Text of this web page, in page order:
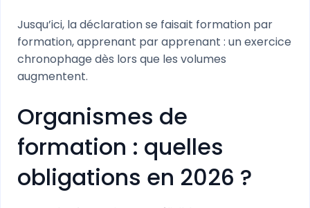
Jusqu’ici, la déclaration se faisait formation par
formation, apprenant par apprenant : un exercice
chronophage dès lors que les volumes
augmentent.
Organismes de
formation : quelles
obligations en 2026 ?